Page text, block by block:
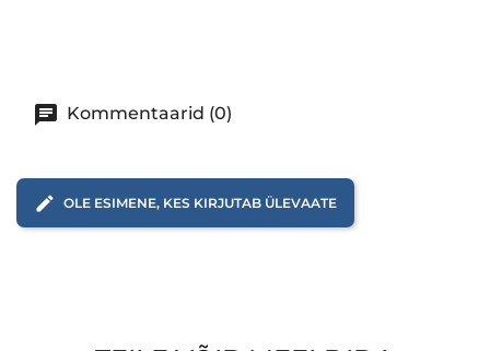
Kommentaarid (0)
OLE ESIMENE, KES KIRJUTAB ÜLEVAATE